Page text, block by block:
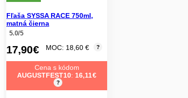
Fľaša SYSSA RACE 750ml,
matná čierna
5.0/5
17,90€ MOC: 18,60 € ?
Cena s kódom
AUGUSTFEST10: 16,11€
?